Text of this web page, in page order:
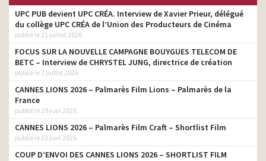
UPC PUB devient UPC CRÉA. Interview de Xavier Prieur, délégué
du collège UPC CRÉA de l’Union des Producteurs de Cinéma
publié le 21 juillet 2026
FOCUS SUR LA NOUVELLE CAMPAGNE BOUYGUES TELECOM DE
BETC – Interview de CHRYSTEL JUNG, directrice de création
publié le 2 juillet 2026
CANNES LIONS 2026 – Palmarès Film Lions – Palmarès de la
France
publié le 29 juin 2026
CANNES LIONS 2026 – Palmarès Film Craft – Shortlist Film
publié le 23 juin 2026
COUP D’ENVOI DES CANNES LIONS 2026 – SHORTLIST FILM